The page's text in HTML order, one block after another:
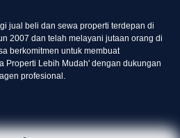
jual beli dan sewa properti terdepan di
2007 dan telah melayani jutaan orang di
berkomitmen untuk membuat
Properti Lebih Mudah' dengan dukungan
profesional.